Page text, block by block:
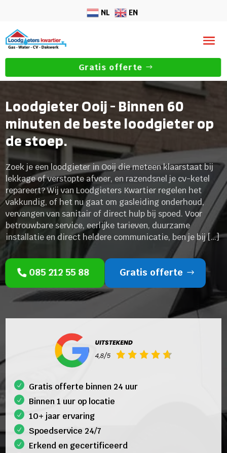
NL EN
Gratis offerte
Loodgieter Ooij - Binnen 60
minuten de beste loodgieter op
de stoep.
Zoek je een loodgieter in Ooij die meteen klaarstaat bij
lekkage of verstopte afvoer, en razendsnel je cv-ketel
repareert? Wij van Loodgieters Kwartier regelen het
vakkundig, of het nu gaat om gasleiding onderhoud,
vervangen van sanitair of direct hulp bij spoed. Voor
betrouwbare service, eerlijke tarieven, duurzame
installatie en direct heldere communicatie, ben je bij […]
085 212 55 88 Gratis offerte
Gratis offerte binnen 24 uur
Binnen 1 uur op locatie
10+ jaar ervaring
Spoedservice 24/7
Erkend en gecertificeerd